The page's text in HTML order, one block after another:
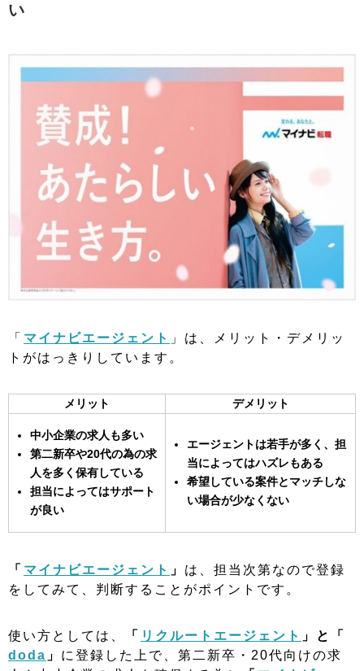
い
「 マイナビエージェント 」は、メリット・デメリッ
トがはっきりしています。
メリット デメリット
中小企業の求人も多い
第二新卒や20代の為の求
人を多く保有している
担当によってはサポート
が良い
エージェントは若手が多く、担
当によってはハズレもある
希望している案件とマッチしな
い場合が少なくない
「 マイナビエージェント 」 は、担当次第なので登録
をしてみて、判断することがポイントです。
使い方としては、 「 リクルートエージェント 」と「
doda 」 に登録した上で、第二新卒・20代向けの求